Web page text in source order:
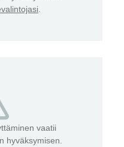
vaatii
hyväksymisen.